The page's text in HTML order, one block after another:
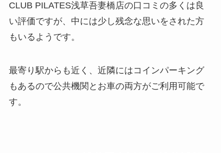
CLUB PILATES浅草吾妻橋店の口コミの多くは良
い評価ですが、中には少し残念な思いをされた方
もいるようです。
最寄り駅からも近く、近隣にはコインパーキング
もあるので公共機関とお車の両方がご利用可能で
す。